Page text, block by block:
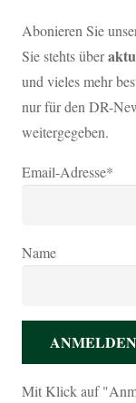
Abonieren Sie
Sie stehts über
und vieles mehr
nur für den DR-
weitergegeben.
Email-Adresse*
Name
Mit Klick auf